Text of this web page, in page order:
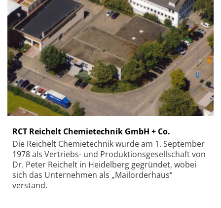
RCT Reichelt Chemietechnik GmbH + Co.
Die Reichelt Chemietechnik wurde am 1. September
1978 als Vertriebs- und Produktionsgesellschaft von
Dr. Peter Reichelt in Heidelberg gegründet, wobei
sich das Unternehmen als „Mailorderhaus“
verstand.